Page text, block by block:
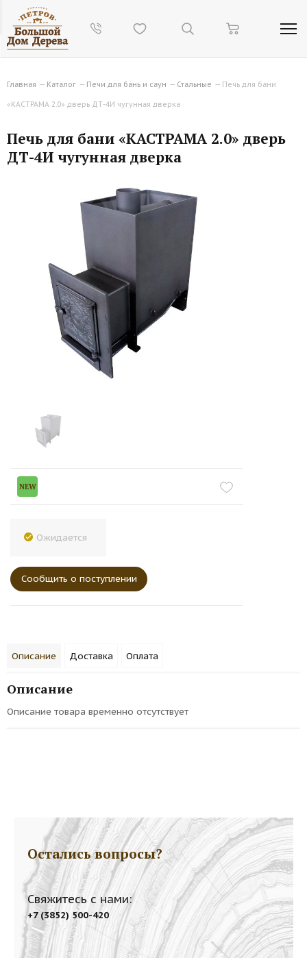
Главная — Каталог — Печи для бань и саун — Стальные — Печь для бани
«КАСТРАМА 2.0» дверь ДТ-4И чугунная дверка
Печь для бани «КАСТРАМА 2.0» дверь
ДТ-4И чугунная дверка
NEW
Ожидается
Сообщить о поступлении
Описание Доставка Оплата
Описание
Описание товара временно отсутствует
Остались вопросы?
Свяжитесь с нами:
+7 (3852) 500-420